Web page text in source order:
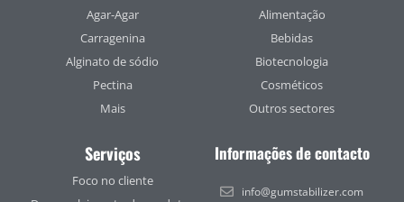
Agar-Agar
Carragenina
Alginato de sódio
Pectina
Mais
Alimentação
Bebidas
Biotecnologia
Cosméticos
Outros sectores
Serviços
Foco no cliente
Informações de contacto
info@gumstabilizer.com